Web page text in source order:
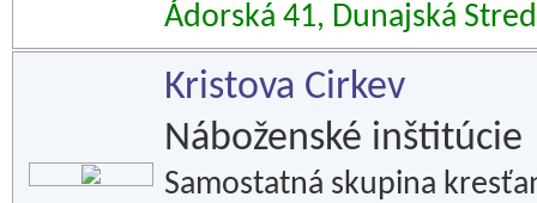
Ádorská 41, Dunajská
Kristova Cirkev
Náboženské inštitúcie
Samostatná skupina